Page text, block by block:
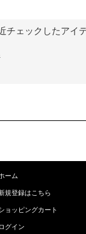
チェックしたアイ
ーム
規登録はこちら
ョッピングカート
ログイン